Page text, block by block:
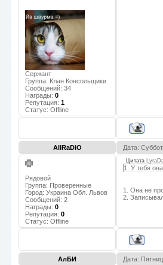
Сержант
Группа: Клан Консольщики
Сообщений: 34
Награды: 0
Репутация: 1
Статус: Offline
AllRaDiO Дата:
Рядовой
Группа: Проверенные
Город: Украина Обл. Львов
Сообщений: 2
Награды: 0
Репутация: 0
Статус: Offline
Цитата
1. У тебя
1. Она не
2.
АлБИ Дата: